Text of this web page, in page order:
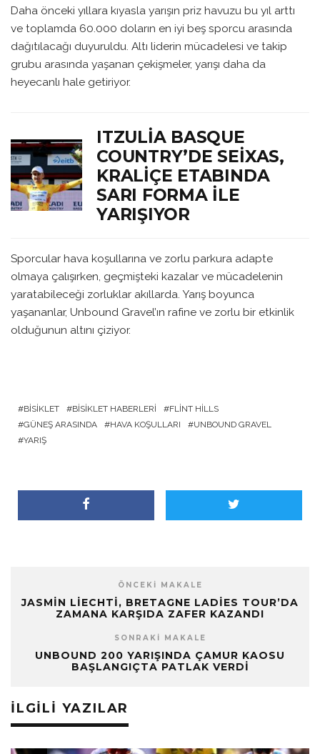
Daha önceki yıllara kıyasla yarışın priz havuzu bu yıl arttı
ve toplamda 60.000 doların en iyi beş sporcu arasında
dağıtılacağı duyuruldu. Altı liderin mücadelesi ve takip
grubu arasında yaşanan çekişmeler, yarışı daha da
heyecanlı hale getiriyor.
ITZULIA BASQUE
COUNTRY’DE SEIXAS,
KRALIÇE ETABINDA
SARI FORMA ILE
YARIŞIYOR
Sporcular hava koşullarına ve zorlu parkura adapte
olmaya çalışırken, geçmişteki kazalar ve mücadelenin
yaratabileceği zorluklar akıllarda. Yarış boyunca
yaşananlar, Unbound Gravel’ın rafine ve zorlu bir etkinlik
olduğunun altını çiziyor.
BISIKLET BISIKLET HABERLERI
FLINT HILLS
GÜNEŞ ARASINDA
HAVA KOŞULLARI
UNBOUND GRAVEL
YARIŞ
ÖNCEKI MAKALE
JASMIN LIECHTI, BRETAGNE LADIES TOUR’DA
ZAMANA KARŞIDA ZAFER KAZANDI
SONRAKI MAKALE
UNBOUND 200 YARIŞINDA ÇAMUR KAOSU
BAŞLANGIÇTA PATLAK VERDI
İLGILI YAZILAR